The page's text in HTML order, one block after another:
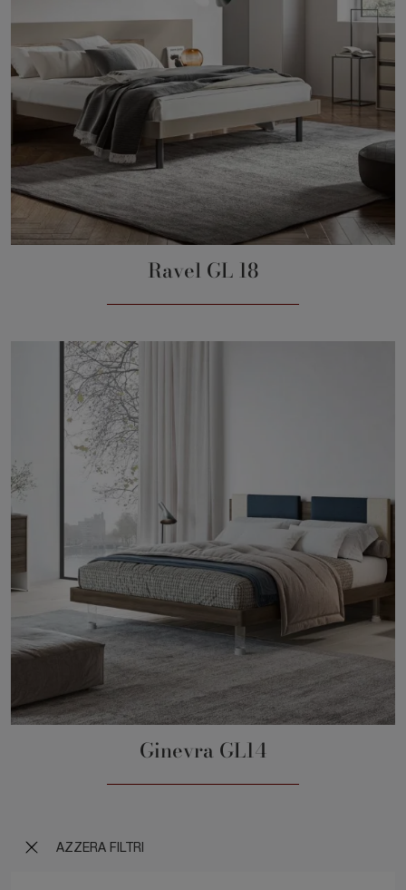
AZZERA FILTRI
Ravel GL 18
Ginevra GL14